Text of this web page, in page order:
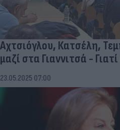
Αχτσιόγλου, Κατσέλη,
μαζί στα Γιαννιτσά -
23.05.2025 07:00